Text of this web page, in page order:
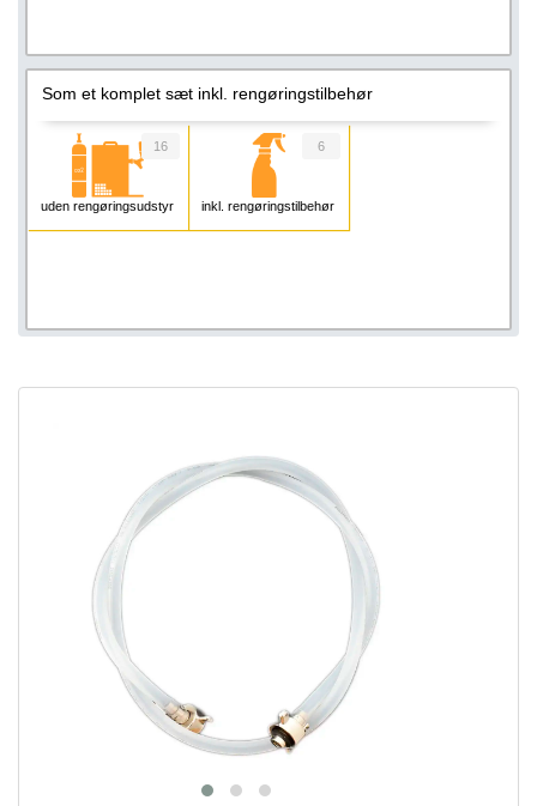
Som et komplet sæt inkl. rengøringstilbehør
uden rengøringsudstyr
16
inkl. rengøringstilbehør
6